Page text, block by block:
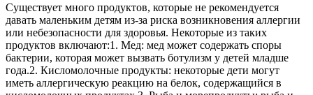
Существует много продуктов, которые не рекомендуется
давать маленьким детям из-за риска возникновения аллергии
или небезопасности для здоровья. Некоторые из таких
продуктов включают:1. Мед: мед может содержать споры
бактерии, которая может вызвать ботулизм у детей младше
года.2. Кисломолочные продукты: некоторые дети могут
иметь аллергическую реакцию на белок, содержащийся в